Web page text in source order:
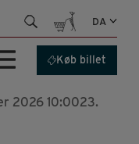
DA
Køb billet
2026 10:0023.